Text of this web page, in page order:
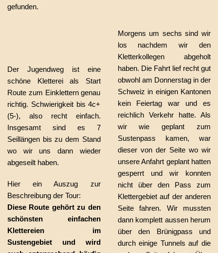
gefunden.
Der Jugendweg ist eine
schöne Kletterei als Start
Route zum Einklettern genau
richtig. Schwierigkeit bis 4c+
(5-), also recht einfach.
Insgesamt sind es 7
Seillängen bis zu dem Stand
wo wir uns dann wieder
abgeseilt haben.
Hier ein Auszug zur
Beschreibung der Tour:
Diese Route gehört zu den
schönsten einfachen
Klettereien im
Sustengebiet und wird
Morgens um sechs sind wir
los nachdem wir den
Kletterkollegen abgeholt
haben. Die Fahrt lief recht gut
obwohl am Donnerstag in der
Schweiz in einigen Kantonen
kein Feiertag war und es
reichlich Verkehr hatte. Als
wir wie geplant zum
Sustenpass kamen, war
dieser von der Seite wo wir
unsere Anfahrt geplant hatten
gesperrt und wir konnten
nicht über den Pass zum
Klettergebiet auf der anderen
Seite fahren. Wir mussten
dann komplett aussen herum
über den Brünigpass und
durch einige Tunnels auf die